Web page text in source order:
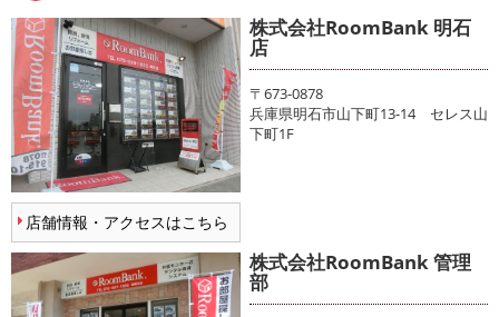
店舗情報・アクセスはこちら
株式会社RoomBank 明石
店
〒673-0878
兵庫県明石市山下町13-14 セレス山
下町1F
株式会社RoomBank 管理
部